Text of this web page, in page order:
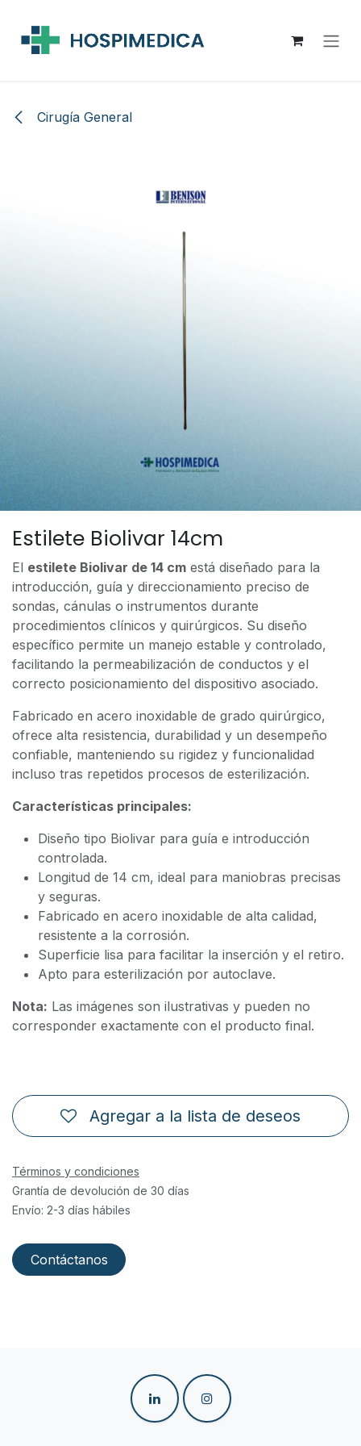
Cirugía General
Estilete Biolivar 14cm
El estilete Biolivar de 14 cm está diseñado para la
introducción, guía y direccionamiento preciso de
sondas, cánulas o instrumentos durante
procedimientos clínicos y quirúrgicos. Su diseño
específico permite un manejo estable y controlado,
facilitando la permeabilización de conductos y el
correcto posicionamiento del dispositivo asociado.
Fabricado en acero inoxidable de grado quirúrgico,
ofrece alta resistencia, durabilidad y un desempeño
confiable, manteniendo su rigidez y funcionalidad
incluso tras repetidos procesos de esterilización.
Características principales:
Diseño tipo Biolivar para guía e introducción
controlada.
Longitud de 14 cm, ideal para maniobras precisas
y seguras.
Fabricado en acero inoxidable de alta calidad,
resistente a la corrosión.
Superficie lisa para facilitar la inserción y el retiro.
Apto para esterilización por autoclave.
Nota: Las imágenes son ilustrativas y pueden no
corresponder exactamente con el producto final.
Agregar a la lista de deseos
Términos y condiciones
Grantía de devolución de 30 días
Envío: 2-3 días hábiles
Contáctanos